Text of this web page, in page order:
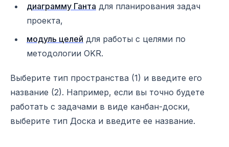
диаграмму Ганта для планирования задач
проекта,
модуль целей для работы с целями по
методологии OKR.
Выберите тип пространства (1) и введите его
название (2). Например, если вы точно будете
работать с задачами в виде канбан-доски,
выберите тип Доска и введите ее название.